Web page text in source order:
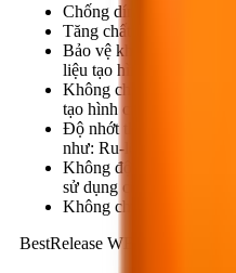
Chống dính khuôn tối ưu.
Tăng chất lượng bề mặt
Bảo vệ khuôn không bị
liệu tạo hình ra khỏi
Không chứa các chất ăn
tạo hình cũng như khuôn.
Độ nhớt thấp, sử dụng
như: Ru-lô, cọ quét, vòi
Không độc hại, nên
sử dụng cũng như môi
Không chứa dung môi
BestRelease WB501